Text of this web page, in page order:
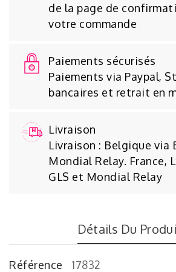
de la page de
votre commande
Paiements sécurisés
Paiements via Paypal,
bancaires et retrait en
Livraison
Livraison : Belgique via
Mondial Relay. France,
GLS et Mondial Relay
Détails Du
Référence
17832